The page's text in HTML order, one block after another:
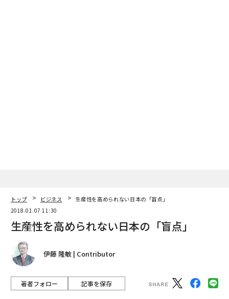
トップ ビジネス
生産性を高められない日本の「盲点」
2018.01.07 11:30
生産性を高められない日本の「盲点」
伊藤 隆敏 | Contributor
著者フォロー 記事を保存